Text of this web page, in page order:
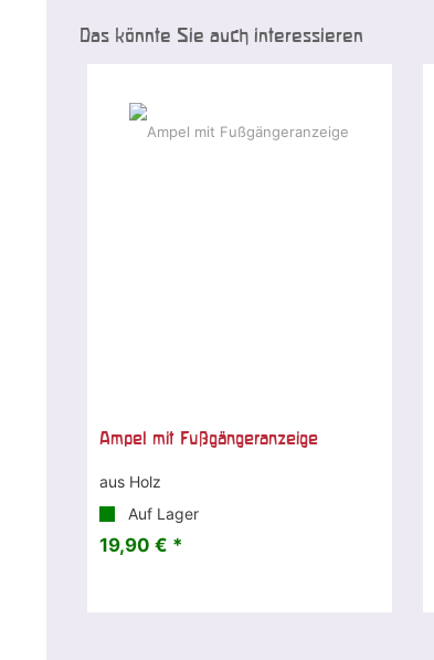
Das könnte Sie auch interessieren
Ampel mit Fußgängeranzeige
aus Holz
Auf Lager
19,90 € *